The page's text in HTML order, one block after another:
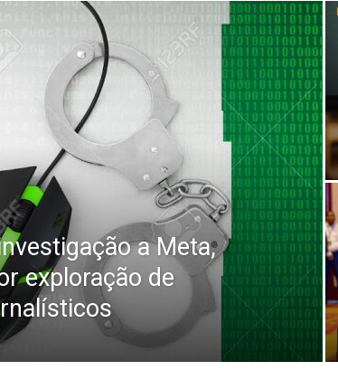
a Meta,
exploração de